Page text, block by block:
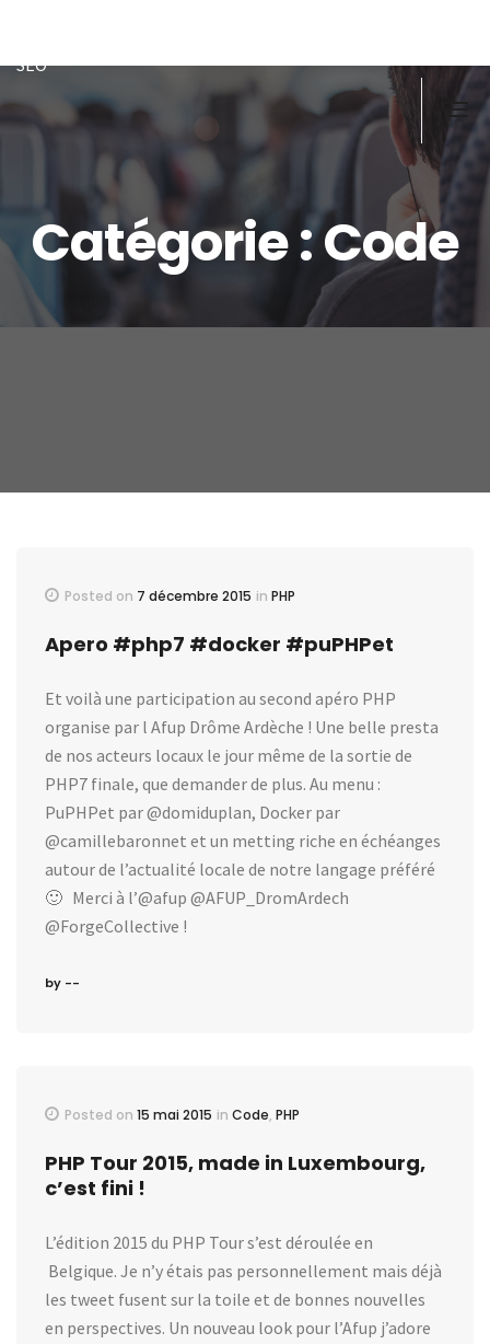
SEO
Catégorie :Code
Posted on 7 décembre 2015 in PHP
Apero #php7 #docker #puPHPet
Et voilà une participation au second apéro PHP
organise par l Afup Drôme Ardèche ! Une belle presta
de nos acteurs locaux le jour même de la sortie de
PHP7 finale, que demander de plus. Au menu :
PuPHPet par @domiduplan, Docker par
@camillebaronnet et un metting riche en échéanges
autour de l’actualité locale de notre langage préféré
🙂 Merci à l’@afup @AFUP_DromArdech
@ForgeCollective !
by --
Posted on 15 mai 2015 in Code, PHP
PHP Tour 2015, made in Luxembourg,
c’est fini !
L’édition 2015 du PHP Tour s’est déroulée en
Belgique. Je n’y étais pas personnellement mais déjà
les tweet fusent sur la toile et de bonnes nouvelles
en perspectives. Un nouveau look pour l’Afup j’adore